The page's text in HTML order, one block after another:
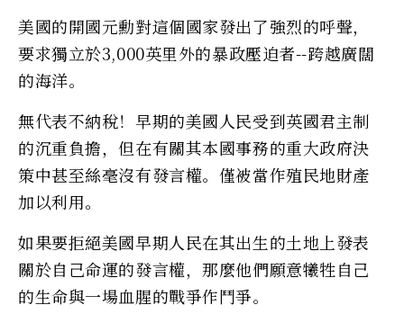
美國的開國元勳對這個國家發出了強烈的呼聲，
要求獨立於3,000英里外的暴政壓迫者--跨越廣闊
的海洋。
無代表不納稅！早期的美國人民受到英國君主制
的沉重負擔，但在有關其本國事務的重大政府決
策中甚至絲毫沒有發言權。僅被當作殖民地財產
加以利用。
如果要拒絕美國早期人民在其出生的土地上發表
關於自己命運的發言權，那麼他們願意犧牲自己
的生命與一場血腥的戰爭作鬥爭。